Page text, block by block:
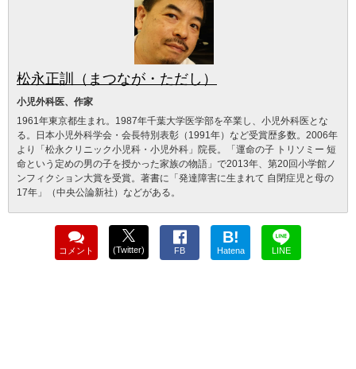
松永正訓（まつなが・ただし）
小児外科医、作家
1961年東京都生まれ。1987年千葉大学医学部を卒業し、小児外科医とな
る。日本小児外科学会・会長特別表彰（1991年）など受賞歴多数。2006年
より「松永クリニック小児科・小児外科」院長。「運命の子 トリソミー 短
命という定めの男の子を授かった家族の物語」で2013年、第20回小学館ノ
ンフィクション大賞を受賞。著書に「発達障害に生まれて 自閉症児と母の
17年」（中央公論新社）などがある。
コメント (Twitter) FB
B!
Hatena LINE